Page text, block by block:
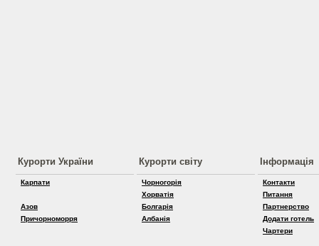
Курорти України
Карпати
Азов
Причорноморря
Курорти світу
Чорногорія
Хорватія
Болгарія
Албанія
Інформація
Контакти
Питання
Партнерство
Додати готель
Чартери